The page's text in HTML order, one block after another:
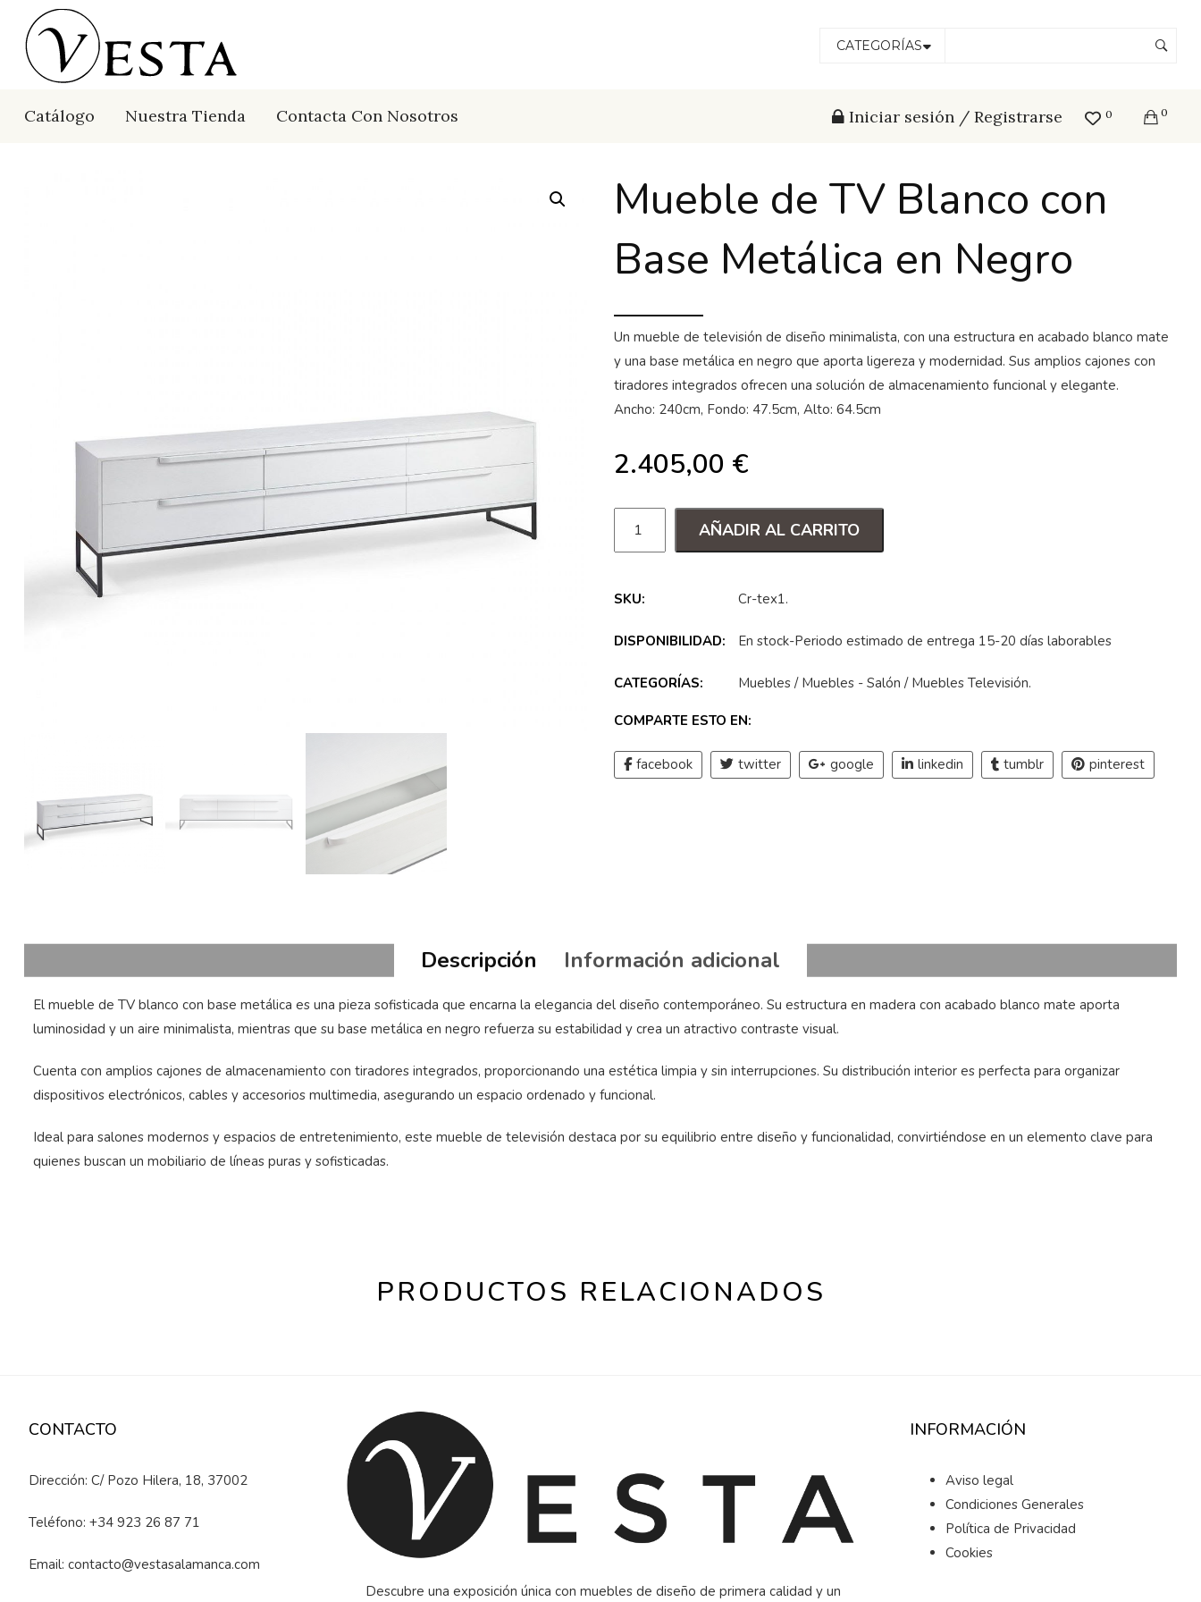
CATEGORÍAS
Catálogo Nuestra Tienda Contacta Con Nosotros Iniciar sesión / Registrarse 0 0
Mueble de TV Blanco con
Base Metálica en Negro
Un mueble de televisión de diseño minimalista, con una estructura en acabado blanco mate
y una base metálica en negro que aporta ligereza y modernidad. Sus amplios cajones con
tiradores integrados ofrecen una solución de almacenamiento funcional y elegante.
Ancho: 240cm, Fondo: 47.5cm, Alto: 64.5cm
2.405,00 €
AÑADIR AL CARRITO
SKU: Cr-tex1.
DISPONIBILIDAD: En stock-Periodo estimado de entrega 15-20 días laborables
CATEGORÍAS: Muebles / Muebles - Salón / Muebles Televisión.
COMPARTE ESTO EN:
facebook twitter google linkedin tumblr pinterest
Descripción Información adicional
El mueble de TV blanco con base metálica es una pieza sofisticada que encarna la elegancia del diseño contemporáneo. Su estructura en madera con acabado blanco mate aporta
luminosidad y un aire minimalista, mientras que su base metálica en negro refuerza su estabilidad y crea un atractivo contraste visual.
Cuenta con amplios cajones de almacenamiento con tiradores integrados, proporcionando una estética limpia y sin interrupciones. Su distribución interior es perfecta para organizar
dispositivos electrónicos, cables y accesorios multimedia, asegurando un espacio ordenado y funcional.
Ideal para salones modernos y espacios de entretenimiento, este mueble de televisión destaca por su equilibrio entre diseño y funcionalidad, convirtiéndose en un elemento clave para
quienes buscan un mobiliario de líneas puras y sofisticadas.
PRODUCTOS RELACIONADOS
CONTACTO
Dirección: C/ Pozo Hilera, 18, 37002
Teléfono: +34 923 26 87 71
Email: contacto@vestasalamanca.com
Descubre una exposición única con muebles de diseño de primera calidad y un
INFORMACIÓN
Aviso legal
Condiciones Generales
Política de Privacidad
Cookies